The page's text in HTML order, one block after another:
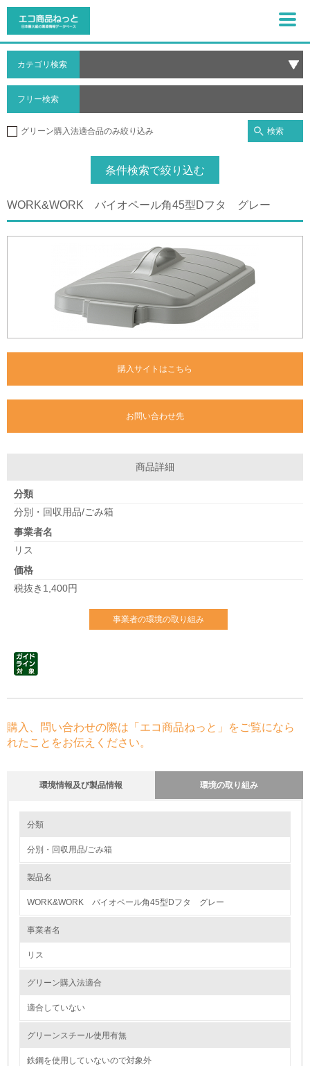
カテゴリ検索
フリー検索
グリーン購入法適合品のみ絞り込み 検索
条件検索で絞り込む
WORK&WORK バイオペール角45型Dフタ グレー
購入サイトはこちら
お問い合わせ先
商品詳細
分類
分別・回収用品/ごみ箱
事業者名
リス
価格
税抜き1,400円
事業者の環境の取り組み
購入、問い合わせの際は「エコ商品ねっと」をご覧になら
れたことをお伝えください。
環境情報及び製品情報 環境の取り組み
1.環境取り組み体制
分類
分別・回収用品/ごみ箱
製品名
WORK&WORK バイオペール角45型Dフタ グレー
事業者名
リス
グリーン購入法適合
適合していない
グリーンスチール使用有無
鉄鋼を使用していないので対象外